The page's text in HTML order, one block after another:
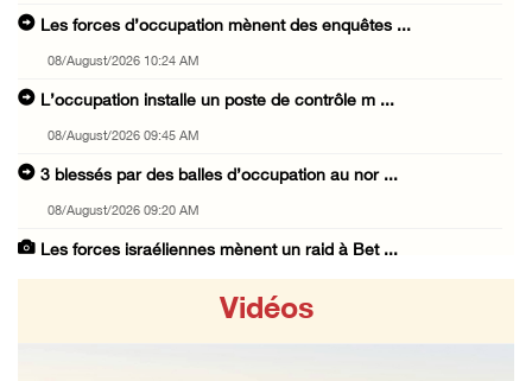
Les forces d’occupation mènent des enquêtes ...
08/August/2026 10:24 AM
L’occupation installe un poste de contrôle m ...
08/August/2026 09:45 AM
3 blessés par des balles d’occupation au nor ...
08/August/2026 09:20 AM
Les forces israéliennes mènent un raid à Bet ...
Vidéos